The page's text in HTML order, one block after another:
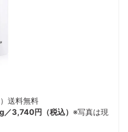
送料無料
3,740円（税込） ※写真は現